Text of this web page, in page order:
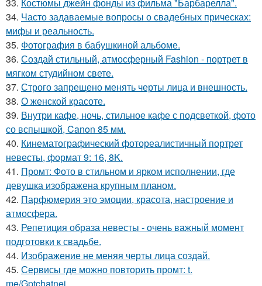
34. Часто задаваемые вопросы о свадебных прическах:
мифы и реальность.
35. Фотография в бабушкиной альбоме.
36. Создай стильный, атмосферный Fashion - портрет в
мягком студийном свете.
37. Строго запрещено менять черты лица и внешность.
38. О женской красоте.
39. Внутри кафе, ночь, стильное кафе с подсветкой, фото
со вспышкой, Canon 85 мм.
40. Кинематографический фотореалистичный портрет
невесты, формат 9: 16, 8K.
41. Промт: Фото в стильном и ярком исполнении, где
девушка изображена крупным планом.
42. Парфюмерия это эмоции, красота, настроение и
атмосфера.
43. Репетиция образа невесты - очень важный момент
подготовки к свадьбе.
44. Изображение не меняя черты лица создай.
45. Сервисы где можно повторить промт: t.